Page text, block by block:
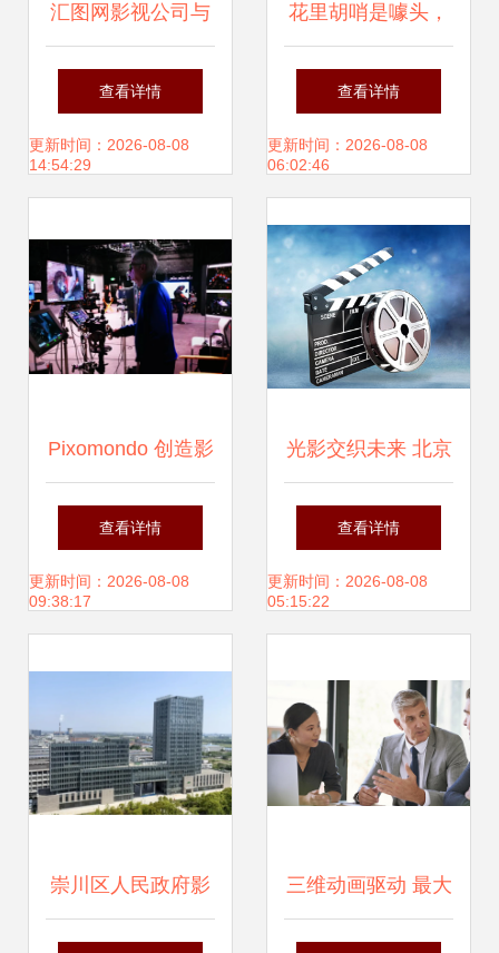
汇图网影视公司与
标志设计 悬赏激发
灯光下的视觉之魅
查看详情
更新时间：2026-08-08
14:54:29
花里胡哨是噱头，
acer商务风显示器
曝光——极简高效
释
查看详情
更新时间：2026-08-08
06:02:46
Pixomondo 创造影
视制作工作的未来
形态
查看详情
更新时间：2026-08-08
09:38:17
光影交织未来 北京
影视后期制作与拍
摄全案能力提升指
查看详情
更新时间：2026-08-08
05:15:22
崇川区人民政府影 三维动画驱动 最大